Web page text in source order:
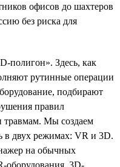
офисов до шахтеров
без риска для
полигон». Здесь, как
рутинные операции
подбирают
правил
травмам. Мы создаем
в двух режимах: VR и 3D.
на обычных
оборудования. 3D-